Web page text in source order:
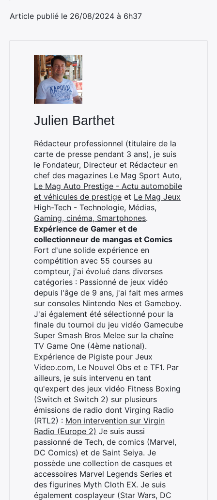
Article publié le 26/08/2024 à 6h37
Julien Barthet
Rédacteur professionnel (titulaire de la
carte de presse pendant 3 ans), je suis
le Fondateur, Directeur et Rédacteur en
chef des magazines Le Mag Sport Auto,
Le Mag Auto Prestige - Actu automobile
et véhicules de prestige et Le Mag Jeux
High-Tech - Technologie, Médias,
Gaming, cinéma, Smartphones.
Expérience de Gamer et de
collectionneur de mangas et Comics
Fort d'une solide expérience en
compétition avec 55 courses au
compteur, j'ai évolué dans diverses
catégories : Passionné de jeux vidéo
depuis l'âge de 9 ans, j'ai fait mes armes
sur consoles Nintendo Nes et Gameboy.
J'ai également été sélectionné pour la
finale du tournoi du jeu vidéo Gamecube
Super Smash Bros Melee sur la chaîne
TV Game One (4ème national).
Expérience de Pigiste pour Jeux
Video.com, Le Nouvel Obs et e TF1. Par
ailleurs, je suis intervenu en tant
qu'expert des jeux vidéo Fitness Boxing
(Switch et Switch 2) sur plusieurs
émissions de radio dont Virging Radio
(RTL2) : Mon intervention sur Virgin
Radio (Europe 2) Je suis aussi
passionné de Tech, de comics (Marvel,
DC Comics) et de Saint Seiya. Je
possède une collection de casques et
accessoires Marvel Legends Series et
des figurines Myth Cloth EX. Je suis
également cosplayeur (Star Wars, DC
Rechercher